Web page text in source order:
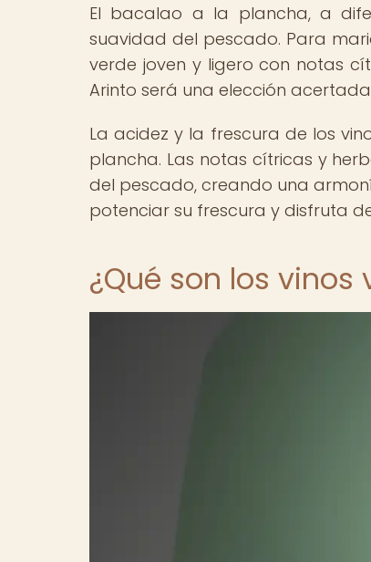
El bacalao a la plancha, a
suavidad del pescado. Para
verde joven y ligero con notas
Arinto será una elección
La acidez y la frescura de los
plancha. Las notas cítricas y
del pescado, creando una
potenciar su frescura y disfruta
¿Qué son los vinos